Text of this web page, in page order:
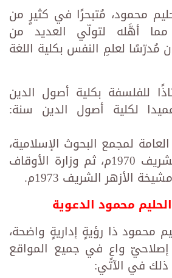
محمود، مُتبحرًا في كثيرٍ من
مما أهَّله لتولّي العديد من
مُدرّسًا لعلمِ النفس بكلية اللغة
للفلسفة بكلية أصول الدين
ثم عميدا لكلية أصول الدين سنة:
لمجمع البحوث الإسلامية،
ثم وكالة الأزهر الشريف 1970م، ثم وزارة الأوقاف
الأزهر الشريف 1973م.
محمود الدعوية
محمود ذا رؤيةٍ إداريةٍ واضحة،
إصلاحيّ واعٍ في جميع المواقع
ذلك في الآتي: